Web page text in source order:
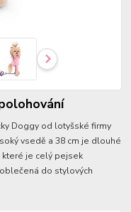
Doggy od lotyšské firmy
vsedě a 38 cm je dlouhé
které je celý pejsek
do stylových